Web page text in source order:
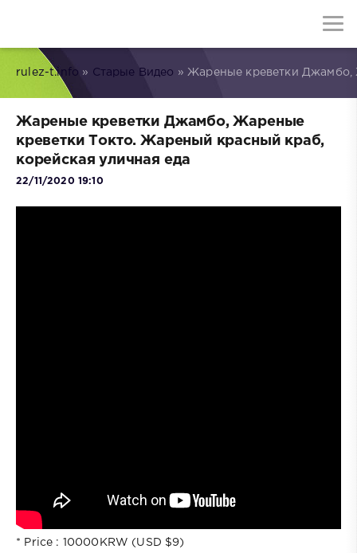
rulez-t.info » Старые Видео » Жареные креветки Джамбо,
Жареные креветки Джамбо, Жареные
креветки Токто. Жареный красный краб,
корейская уличная еда
22/11/2020 19:10
* Price : 10000KRW (USD $9)